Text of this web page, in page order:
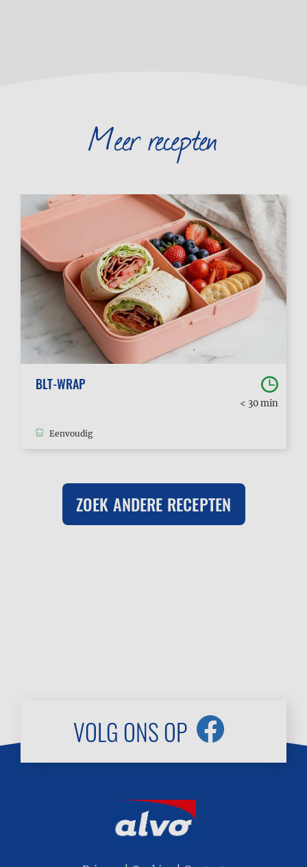
Meer recepten
BLT-WRAP
< 30 min
Eenvoudig
ZOEK ANDERE RECEPTEN
VOLG ONS OP